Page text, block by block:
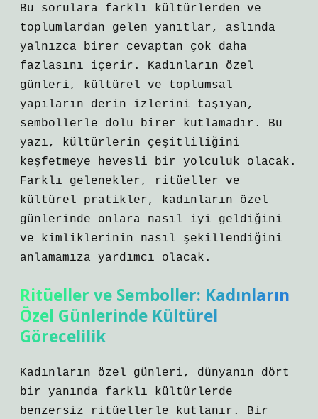
Bu sorulara farklı kültürlerden ve
toplumlardan gelen yanıtlar, aslında
yalnızca birer cevaptan çok daha
fazlasını içerir. Kadınların özel
günleri, kültürel ve toplumsal
yapıların derin izlerini taşıyan,
sembollerle dolu birer kutlamadır. Bu
yazı, kültürlerin çeşitliliğini
keşfetmeye hevesli bir yolculuk olacak.
Farklı gelenekler, ritüeller ve
kültürel pratikler, kadınların özel
günlerinde onlara nasıl iyi geldiğini
ve kimliklerinin nasıl şekillendiğini
anlamamıza yardımcı olacak.
Ritüeller ve Semboller: Kadınların
Özel Günlerinde Kültürel
Görecelilik
Kadınların özel günleri, dünyanın dört
bir yanında farklı kültürlerde
benzersiz ritüellerle kutlanır. Bir